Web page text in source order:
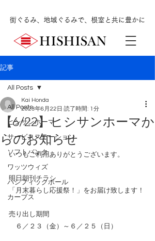
街ぐるみ、地域ぐるみで、根室と共に豊かに
記事
All Posts
ヒシサンホーマ
サービスステーション
ソフトバンク
ワッツウィズ
パシフィックボール
カーブス
All Posts
【6/22】ヒシサンホーマか
らのお知らせ
Kai Honda
2023年6月22日 読了時間: 1分
いつもご利用ありがとうございます。
明日朝刊チラシ
「月末暮らし応援祭！」をお届け致します！
売り出し期間
６／２３（金）～６／２５（日）